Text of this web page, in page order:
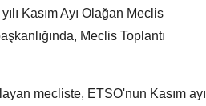
Kasım Ayı Olağan Meclis
Meclis Toplantı
mecliste, ETSO'nun Kasım ayı